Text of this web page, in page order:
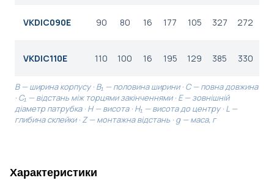
VKDIC090E 90 80 16 177 105 327 272
VKDIC110E 110 100 16 195 129 385 330
B — ширина корпусу · B₁ — половина ширини · C — повна довжина
· C₁ — відстань між торцями закінченнями · E — зовнішній
діаметр патрубка · H — висота · H₁ — висота до центру · L —
глибина склейки · Z — монтажна відстань · g — маса, г
Характеристики